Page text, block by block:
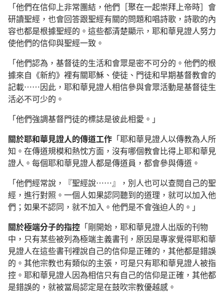
「他們在信仰上非常團結，他們［聚在一起崇拜上帝時］會
研讀聖經，也會回答跟聖經有關的問題和唱詩歌，詩歌的內
容也都是根據聖經的。這些都清楚顯示，耶和華見證人努力
使他們的信仰與聖經一致。
「他們認為，基督徒的生活和會眾是密不可分的。他們的根
據來自《新約》裡有關耶穌、使徒、門徒和早期基督教會的
記載……因此，耶和華見證人相信參與會眾活動是基督徒生
活必不可少的。
「他們強調基督門徒的標誌是彼此相愛。」
關於耶和華見證人的傳道工作 「耶和華見證人以傳教為人所
知。在傳道規模和熱忱方面，沒有哪個教會比得上耶和華見
證人。每個耶和華見證人都是傳道員，都會參與傳道。
「他們經常說，『聖經說……』，別人也可以查閱自己的聖
經，進行對照。一個人如果認同聽到的道理，就可以加入他
們；如果不認同，就不加入。他們是不會強迫人的。」
關於極端分子的指控 「剛開始，耶和華見證人出版的刊物
中，只有某些被列為極端主義書刊，原因是專家覺得耶和華
見證人在這些書刊裡說自己的信仰是正確的，其他都是錯誤
的。其他宗教也有類似的主張，可是只有耶和華見證人被指
控。耶和華見證人因為相信只有自己的信仰是正確，其他都
是錯誤的，就被當局認定是在鼓吹宗教優越感。